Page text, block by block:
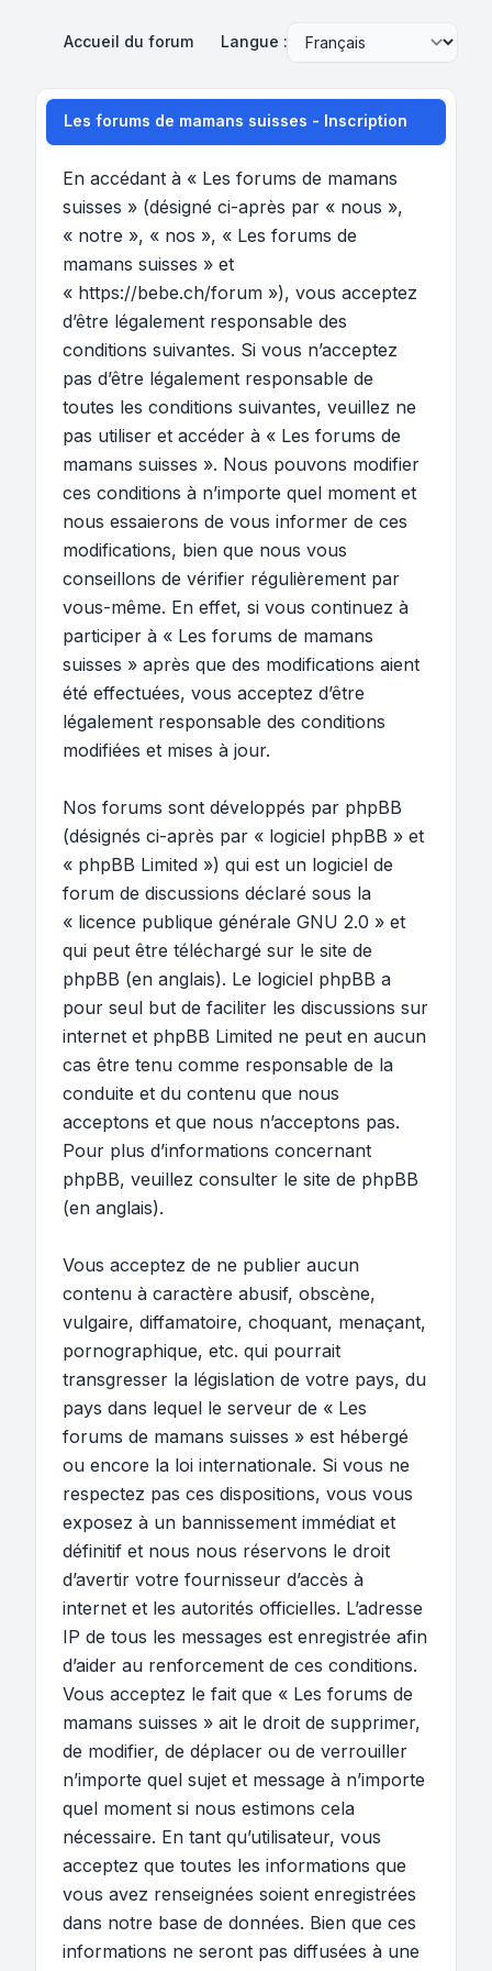
Accueil du forum Langue :
Les forums de mamans suisses - Inscription
En accédant à « Les forums de mamans
suisses » (désigné ci-après par « nous »,
« notre », « nos », « Les forums de
mamans suisses » et
« https://bebe.ch/forum »), vous acceptez
d’être légalement responsable des
conditions suivantes. Si vous n’acceptez
pas d’être légalement responsable de
toutes les conditions suivantes, veuillez ne
pas utiliser et accéder à « Les forums de
mamans suisses ». Nous pouvons modifier
ces conditions à n’importe quel moment et
nous essaierons de vous informer de ces
modifications, bien que nous vous
conseillons de vérifier régulièrement par
vous-même. En effet, si vous continuez à
participer à « Les forums de mamans
suisses » après que des modifications aient
été effectuées, vous acceptez d’être
légalement responsable des conditions
modifiées et mises à jour.
Nos forums sont développés par phpBB
(désignés ci-après par « logiciel phpBB » et
« phpBB Limited ») qui est un logiciel de
forum de discussions déclaré sous la
« licence publique générale GNU 2.0 » et
qui peut être téléchargé sur le site de
phpBB (en anglais). Le logiciel phpBB a
pour seul but de faciliter les discussions sur
internet et phpBB Limited ne peut en aucun
cas être tenu comme responsable de la
conduite et du contenu que nous
acceptons et que nous n’acceptons pas.
Pour plus d’informations concernant
phpBB, veuillez consulter le site de phpBB
(en anglais).
Vous acceptez de ne publier aucun
contenu à caractère abusif, obscène,
vulgaire, diffamatoire, choquant, menaçant,
pornographique, etc. qui pourrait
transgresser la législation de votre pays, du
pays dans lequel le serveur de « Les
forums de mamans suisses » est hébergé
ou encore la loi internationale. Si vous ne
respectez pas ces dispositions, vous vous
exposez à un bannissement immédiat et
définitif et nous nous réservons le droit
d’avertir votre fournisseur d’accès à
internet et les autorités officielles. L’adresse
IP de tous les messages est enregistrée afin
d’aider au renforcement de ces conditions.
Vous acceptez le fait que « Les forums de
mamans suisses » ait le droit de supprimer,
de modifier, de déplacer ou de verrouiller
n’importe quel sujet et message à n’importe
quel moment si nous estimons cela
nécessaire. En tant qu’utilisateur, vous
acceptez que toutes les informations que
vous avez renseignées soient enregistrées
dans notre base de données. Bien que ces
informations ne seront pas diffusées à une